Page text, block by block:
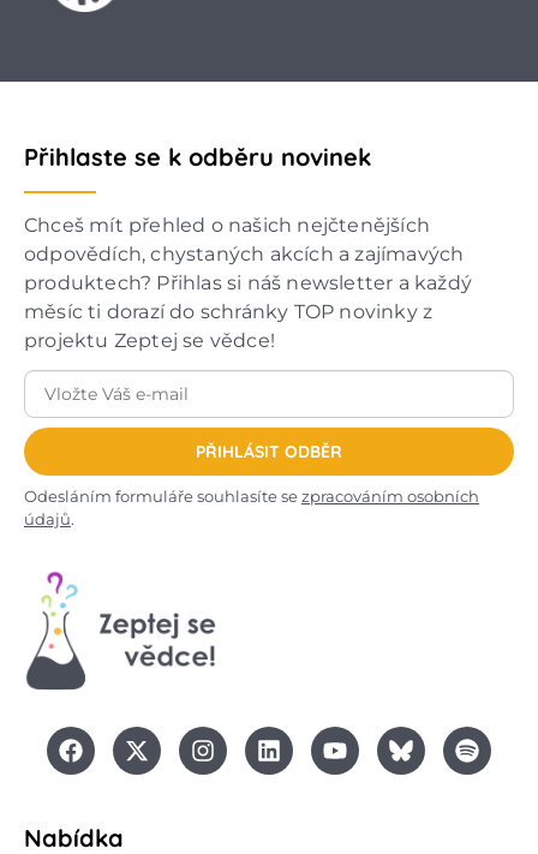
Přihlaste se k odběru novinek
Chceš mít přehled o našich nejčtenějších
odpovědích, chystaných akcích a zajímavých
produktech? Přihlas si náš newsletter a každý
měsíc ti dorazí do schránky TOP novinky z
projektu Zeptej se vědce!
PŘIHLÁSIT ODBĚR
Odesláním formuláře souhlasíte sezpracováním osobních
údajů.
Nabídka